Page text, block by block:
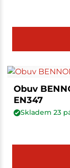
Obuv
EN347
Skladem 23